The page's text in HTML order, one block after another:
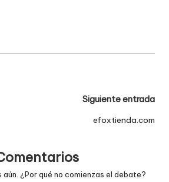
Siguiente entrada
efoxtienda.com
¿Por qué no comienzas el debate?